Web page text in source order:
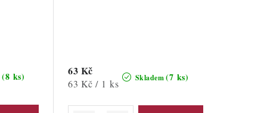
(8 ks) Skladem (7 ks)
63 Kč
Měrná
63 Kč / 1 ks